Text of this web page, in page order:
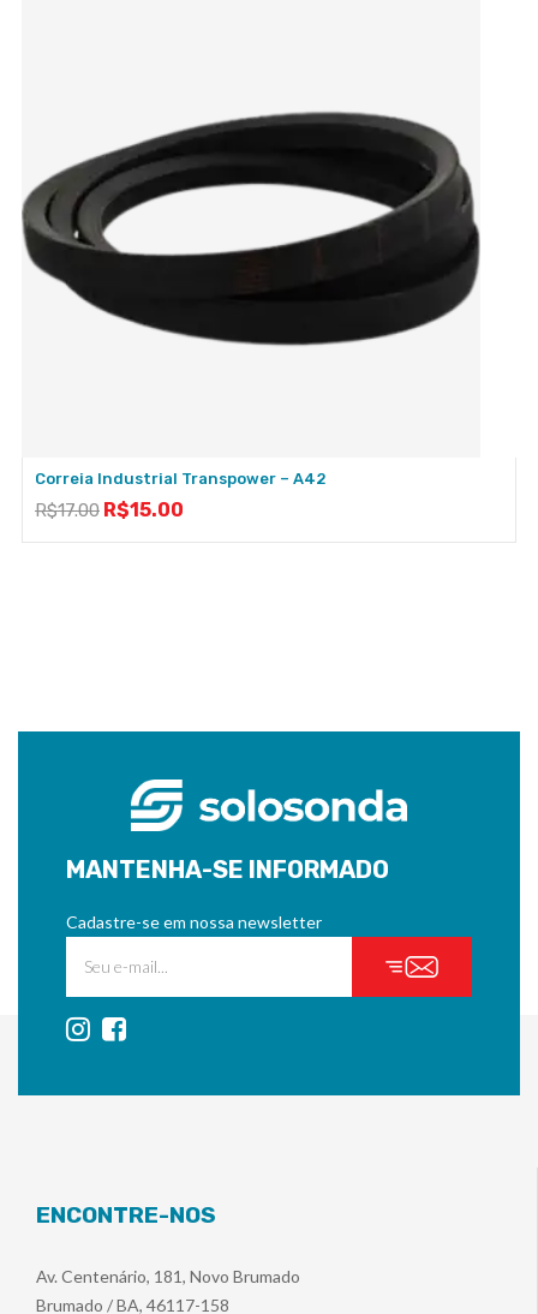
Correia Industrial Transpower – A42
R$17.00 R$15.00
MANTENHA-SE INFORMADO
Cadastre-se em nossa newsletter
ENCONTRE-NOS
Av. Centenário, 181, Novo Brumado
Brumado / BA, 46117-158